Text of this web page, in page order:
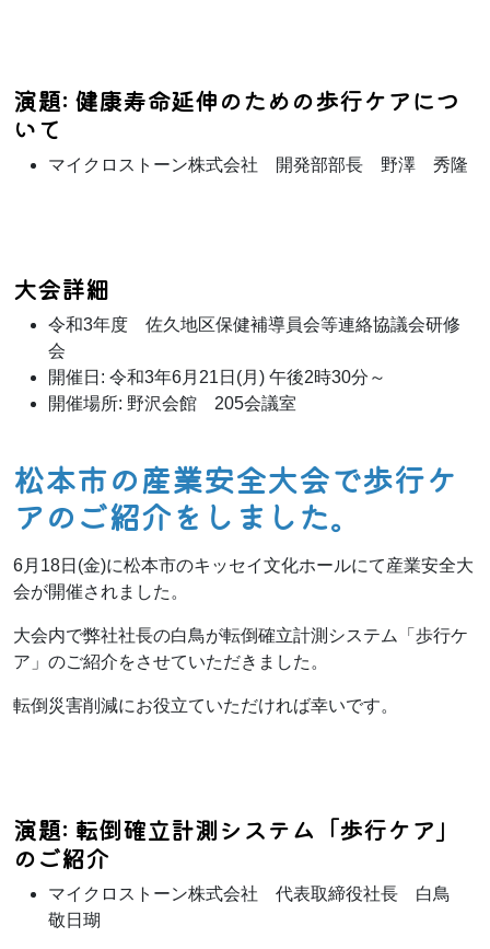
演題: 健康寿命延伸のための歩行ケアにつ
いて
マイクロストーン株式会社 開発部部長 野澤 秀隆
大会詳細
令和3年度 佐久地区保健補導員会等連絡協議会研修
会
開催日: 令和3年6月21日(月) 午後2時30分～
開催場所: 野沢会館 205会議室
松本市の産業安全大会で歩行ケ
アのご紹介をしました。
6月18日(金)に松本市のキッセイ文化ホールにて産業安全大
会が開催されました。
大会内で弊社社長の白鳥が転倒確立計測システム「歩行ケ
ア」のご紹介をさせていただきました。
転倒災害削減にお役立ていただければ幸いです。
演題: 転倒確立計測システム「歩行ケア」
のご紹介
マイクロストーン株式会社 代表取締役社長 白鳥
敬日瑚